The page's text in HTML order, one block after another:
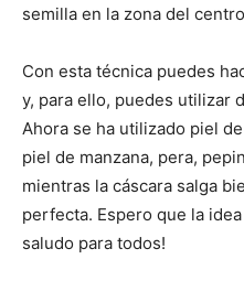
semilla en la zona del
Con esta técnica puedes
y, para ello, puedes utilizar
Ahora se ha utilizado piel
piel de manzana, pera,
mientras la cáscara salga
perfecta. Espero que la
saludo para todos!